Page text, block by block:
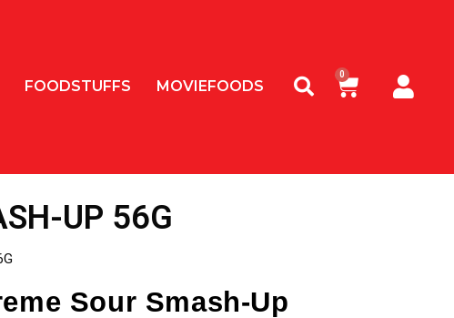
FOODSTUFFS MOVIEFOODS
UP 56G
Sour Smash-Up